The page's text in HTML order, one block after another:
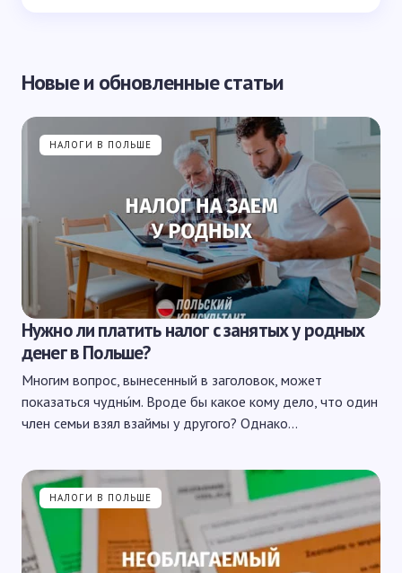
Новые и обновленные статьи
НАЛОГИ В ПОЛЬШЕ
Нужно ли платить налог с занятых у родных
денег в Польше?
Многим вопрос, вынесенный в заголовок, может
показаться чудны́м. Вроде бы какое кому дело, что один
член семьи взял взаймы у другого? Однако…
НАЛОГИ В ПОЛЬШЕ